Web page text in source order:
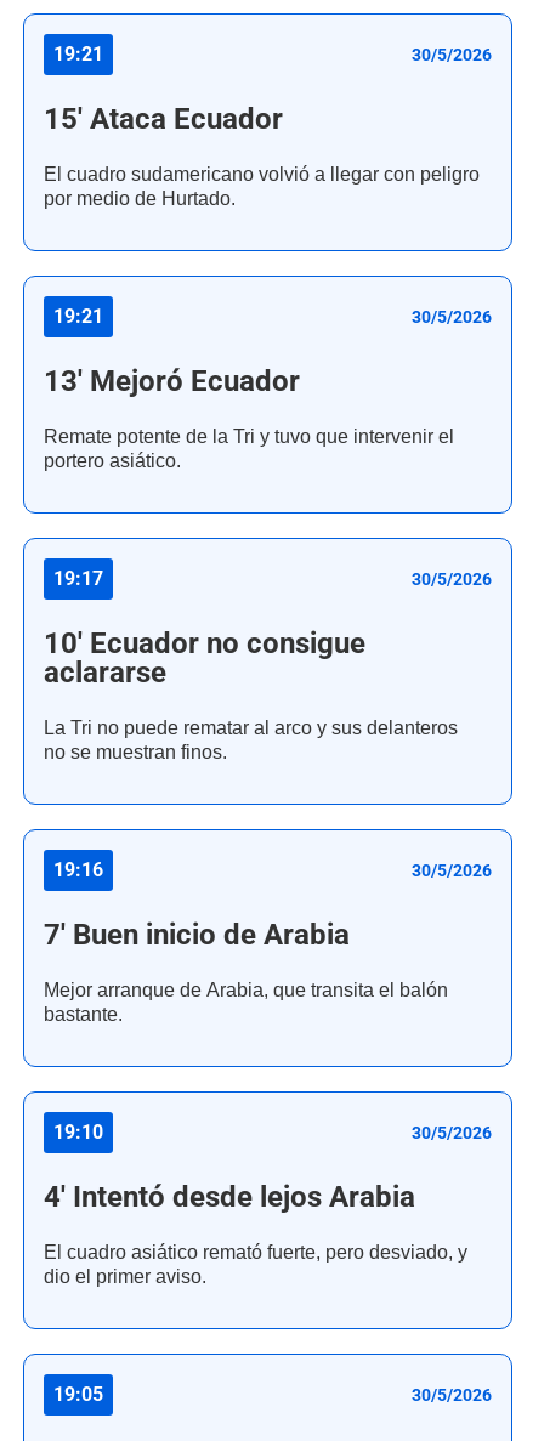
19:21 30/5/2026
15' Ataca Ecuador
El cuadro sudamericano volvió a llegar con peligro
por medio de Hurtado.
19:21 30/5/2026
13' Mejoró Ecuador
Remate potente de la Tri y tuvo que intervenir el
portero asiático.
19:17 30/5/2026
10' Ecuador no consigue
aclararse
La Tri no puede rematar al arco y sus delanteros
no se muestran finos.
19:16 30/5/2026
7' Buen inicio de Arabia
Mejor arranque de Arabia, que transita el balón
bastante.
19:10 30/5/2026
4' Intentó desde lejos Arabia
El cuadro asiático remató fuerte, pero desviado, y
dio el primer aviso.
19:05 30/5/2026